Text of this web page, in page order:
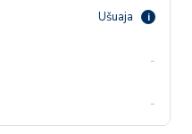
Ušuaja i
-
-